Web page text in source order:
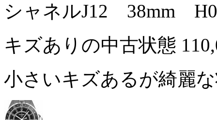
シャネルJ12 38mm
キズありの中古状態
小さいキズあるが綺麗